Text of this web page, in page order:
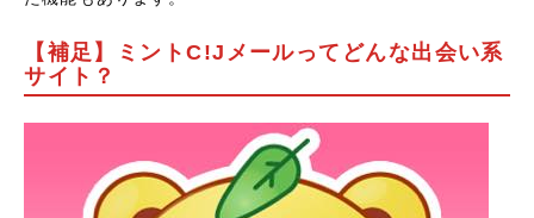
【補足】ミントC!Jメールってどんな出会い系
サイト？